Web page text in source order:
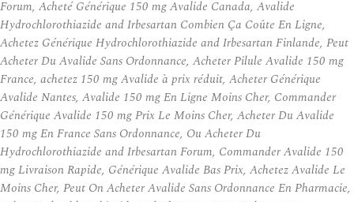
Forum, Acheté Générique 150 mg Avalide Canada, Avalide
Hydrochlorothiazide and Irbesartan Combien Ça Coûte En Ligne,
Achetez Générique Hydrochlorothiazide and Irbesartan Finlande, Peut
Acheter Du Avalide Sans Ordonnance, Acheter Pilule Avalide 150 mg
France, achetez 150 mg Avalide à prix réduit, Acheter Générique
Avalide Nantes, Avalide 150 mg En Ligne Moins Cher, Commander
Générique Avalide 150 mg Prix Le Moins Cher, Acheter Du Avalide
150 mg En France Sans Ordonnance, Ou Acheter Du
Hydrochlorothiazide and Irbesartan Forum, Commander Avalide 150
mg Livraison Rapide, Générique Avalide Bas Prix, Achetez Avalide Le
Moins Cher, Peut On Acheter Avalide Sans Ordonnance En Pharmacie,